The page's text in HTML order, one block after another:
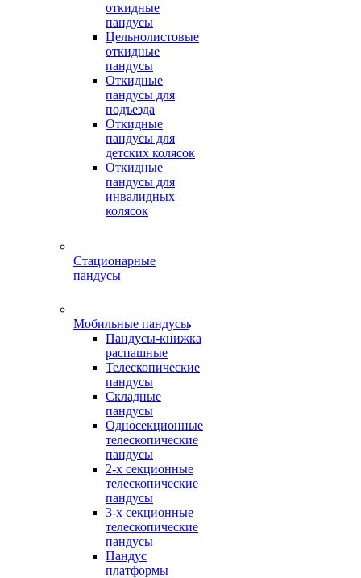
откидные
пандусы
Цельнолистовые
откидные
пандусы
Откидные
пандусы для
подъезда
Откидные
пандусы для
детских колясок
Откидные
пандусы для
инвалидных
колясок
Стационарные
пандусы
Мобильные пандусы
Пандусы-книжка
распашные
Телескопические
пандусы
Складные
пандусы
Односекционные
телескопические
пандусы
2-х секционные
телескопические
пандусы
3-х секционные
телескопические
пандусы
Пандус
платформы